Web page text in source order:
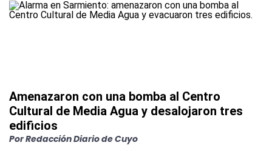
Amenazaron con una bomba al Centro
Cultural de Media Agua y desalojaron tres
edificios
PorRedacción Diario de Cuyo